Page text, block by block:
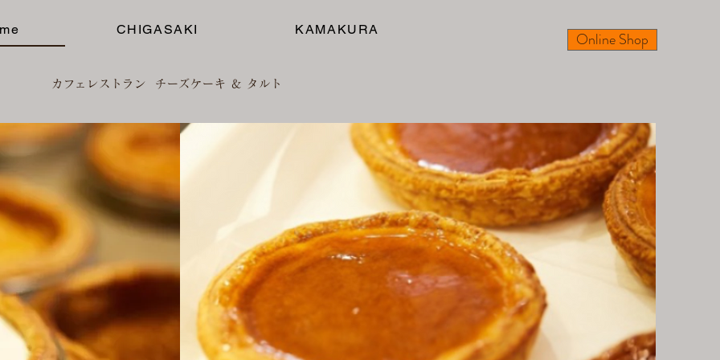
Online Shop
CHIGASAKI KAMAKURA
カフェ レストラン チーズケーキ ＆ タルト
THE CIRCUS